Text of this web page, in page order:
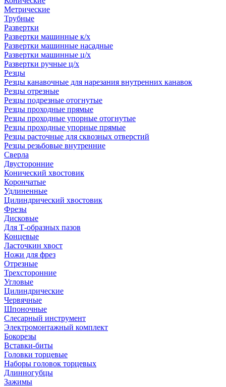
Метрические
Трубные
Развертки
Развертки машинные к/х
Развертки машинные насадные
Развертки машинные ц/х
Развертки ручные ц/х
Резцы
Резцы канавочные для нарезания внутренних канавок
Резцы отрезные
Резцы подрезные отогнутые
Резцы проходные прямые
Резцы проходные упорные отогнутые
Резцы проходные упорные прямые
Резцы расточные для сквозных отверстий
Резцы резьбовые внутренние
Сверла
Двусторонние
Конический хвостовик
Корончатые
Удлиненные
Цилиндрический хвостовик
Фрезы
Дисковые
Для Т-образных пазов
Концевые
Ласточкин хвост
Ножи для фрез
Отрезные
Трехсторонние
Угловые
Цилиндрические
Червячные
Шпоночные
Слесарный инструмент
Электромонтажный комплект
Бокорезы
Вставки-биты
Головки торцевые
Наборы головок торцевых
Длинногубцы
Зажимы